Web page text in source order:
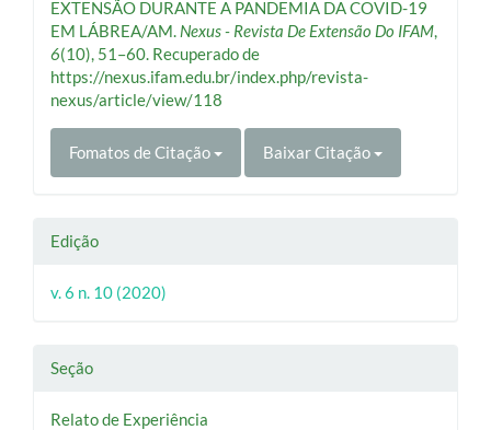
EXTENSÃO DURANTE A PANDEMIA DA COVID-19
EM LÁBREA/AM. Nexus - Revista De Extensão Do IFAM
6(10), 51–60. Recuperado de
https://nexus.ifam.edu.br/index.php/revista-
nexus/article/view/118
Fomatos de Citação Baixar Citação
Edição
v. 6 n. 10 (2020)
Seção
Relato de Experiência